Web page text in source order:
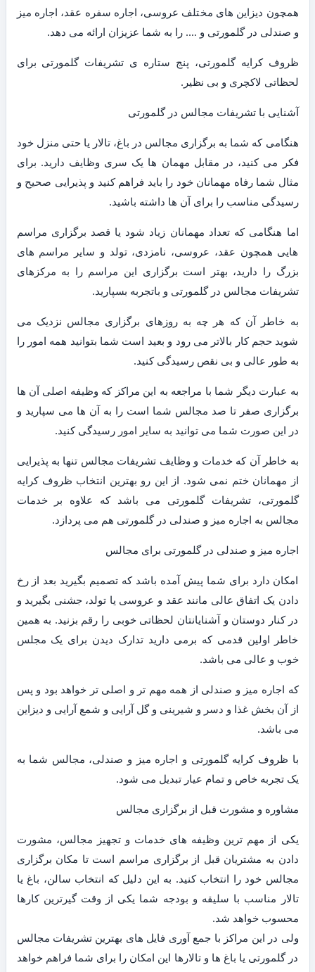
همچون دیزاین های مختلف عروسی، اجاره سفره عقد، اجاره میز
و صندلی در گلمورتی و …. را به شما عزیزان ارائه می دهد.
ظروف کرایه گلمورتی، پنج ستاره ی تشریفات گلمورتی برای
لحظاتی لاکچری و بی نظیر.
آشنایی با تشریفات مجالس در گلمورتی
هنگامی که شما به برگزاری مجالس در باغ، تالار یا حتی منزل خود
فکر می کنید، در مقابل مهمان ها یک سری وظایف دارید. برای
مثال شما رفاه مهمانان خود را باید فراهم کنید و پذیرایی صحیح و
رسیدگی مناسب را برای آن ها داشته باشید.
اما هنگامی که تعداد مهمانان زیاد شود یا قصد برگزاری مراسم
هایی همچون عقد، عروسی، نامزدی، تولد و سایر مراسم های
بزرگ را دارید، بهتر است برگزاری این مراسم را به مرکزهای
تشریفات مجالس در گلمورتی و باتجربه بسپارید.
به خاطر آن که هر چه به روزهای برگزاری مجالس نزدیک می
شوید حجم کار بالاتر می رود و بعید است شما بتوانید همه امور را
به طور عالی و بی نقص رسیدگی کنید.
به عبارت دیگر شما با مراجعه به این مراکز که وظیفه اصلی آن ها
برگزاری صفر تا صد مجالس شما است را به آن ها می سپارید و
در این صورت شما می توانید به سایر امور رسیدگی کنید.
به خاطر آن که خدمات و وظایف تشریفات مجالس تنها به پذیرایی
از مهمانان ختم نمی شود. از این رو بهترین انتخاب ظروف کرایه
گلمورتی، تشریفات گلمورتی می باشد که علاوه بر خدمات
مجالس به اجاره میز و صندلی در گلمورتی هم می پردازد.
اجاره میز و صندلی در گلمورتی برای مجالس
امکان دارد برای شما پیش آمده باشد که تصمیم بگیرید بعد از رخ
دادن یک اتفاق عالی مانند عقد و عروسی یا تولد، جشنی بگیرید و
در کنار دوستان و آشنایانتان لحظاتی خوبی را رقم بزنید. به همین
خاطر اولین قدمی که برمی دارید تدارک دیدن برای یک مجلس
خوب و عالی می باشد.
که اجاره میز و صندلی از همه مهم تر و اصلی تر خواهد بود و پس
از آن بخش غذا و دسر و شیرینی و گل آرایی و شمع آرایی و دیزاین
می باشد.
با ظروف کرایه گلمورتی و اجاره میز و صندلی، مجالس شما به
یک تجربه خاص و تمام عیار تبدیل می شود.
مشاوره و مشورت قبل از برگزاری مجالس
یکی از مهم ترین وظیفه های خدمات و تجهیز مجالس، مشورت
دادن به مشتریان قبل از برگزاری مراسم است تا مکان برگزاری
مجالس خود را انتخاب کنید. به این دلیل که انتخاب سالن، باغ یا
تالار مناسب با سلیقه و بودجه شما یکی از وقت گیرترین کارها
محسوب خواهد شد.
ولی در این مراکز با جمع آوری فایل های بهترین تشریفات مجالس
در گلمورتی یا باغ ها و تالارها این امکان را برای شما فراهم خواهد